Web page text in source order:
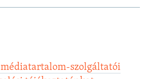
médiatartalom-szolgáltatói